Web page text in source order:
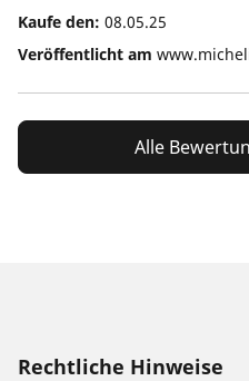
Kaufe den: 08.05.25
Veröffentlicht am
Alle
Rechtliche Hinweise